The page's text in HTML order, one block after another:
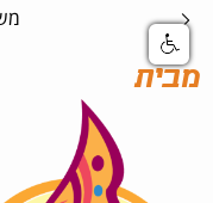
מבית